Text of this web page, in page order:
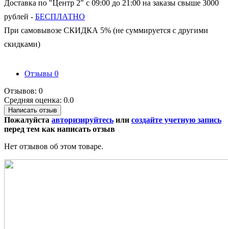
Доставка по "Центр 2" с 09:00 до 21:00 на заказы свыше 3000
рублей - БЕСПЛАТНО
При самовывозе СКИДКА 5% (не суммируется с другими
скидками)
Отзывы 0
Отзывов: 0
Средняя оценка: 0.0
Написать отзыв
Пожалуйста авторизируйтесь или создайте учетную запись
перед тем как написать отзыв
Нет отзывов об этом товаре.